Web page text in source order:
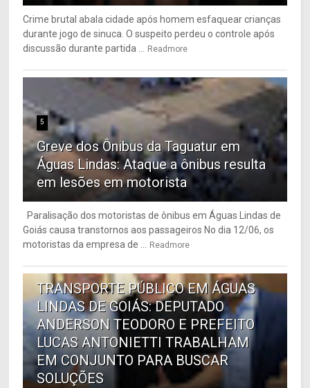
Crime brutal abala cidade após homem esfaquear crianças
durante jogo de sinuca. O suspeito perdeu o controle após
discussão durante partida ...
Readmore
5
Greve dos Ônibus da Taguatur em
Águas Lindas: Ataque a ônibus resulta
em lesões em motorista
Paralisação dos motoristas de ônibus em Águas Lindas de
Goiás causa transtornos aos passageiros No dia 12/06, os
motoristas da empresa de ...
Readmore
TRANSPORTE PÚBLICO EM ÁGUAS
LINDAS DE GOIÁS: DEPUTADO
ANDERSON TEODORO E PREFEITO
LUCAS ANTONIETTI TRABALHAM
EM CONJUNTO PARA BUSCAR
SOLUÇÕES